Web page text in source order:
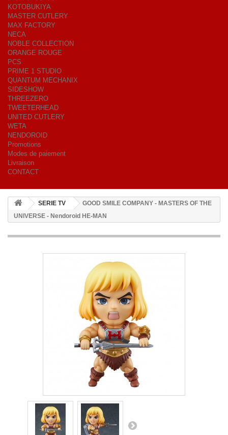
KOTOBUKIYA
MASTER CUTLERY
MAX FACTORY
NECA
NOBLE COLLECTION
ORANGE ROUGE
PCS
PRIME 1 STUDIO
QUANTUM MECHANIX
SIDESHOW
THREEZERO
TWEETERHEAD
UNITED CUTLERY
WETA
NENDOROID
Promotions
Modes de paiement
Livraison
CONTACT
SERIE TV
GOOD SMILE COMPANY - MASTERS OF THE
UNIVERSE - Nendoroid HE-MAN